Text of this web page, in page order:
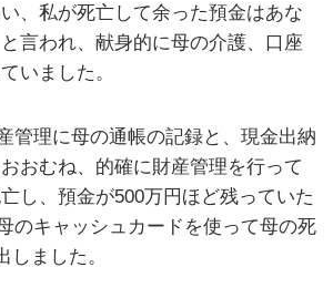
、私が死亡して余った預金はあな
言われ、献身的に母の介護、口座
ていました。
管理に母の通帳の記録と、現金出納
おむね、的確に財産管理を行って
し、預金が500万円ほど残っていた
のキャッシュカードを使って母の死
しました。